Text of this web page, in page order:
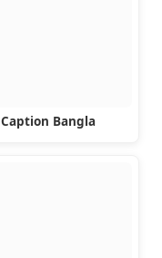
Caption Bangla